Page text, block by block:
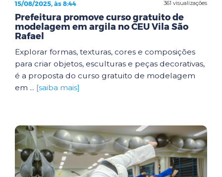
361 visualizações
15/08/2025, às 8:44
Prefeitura promove curso gratuito de
modelagem em argila no CEU Vila São
Rafael
Explorar formas, texturas, cores e composições
para criar objetos, esculturas e peças decorativas,
é a proposta do curso gratuito de modelagem
em ... [saiba mais]